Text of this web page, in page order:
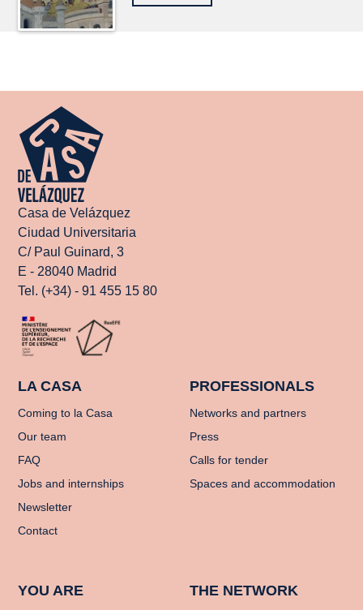
Casa de Velázquez
Ciudad Universitaria
C/ Paul Guinard, 3
E - 28040 Madrid
Tel. (+34) - 91 455 15 80
LA CASA
Coming to la Casa
Our team
FAQ
Jobs and internships
Newsletter
Contact
PROFESSIONALS
Networks and partners
Press
Calls for tender
Spaces and accommodation
YOU ARE THE NETWORK